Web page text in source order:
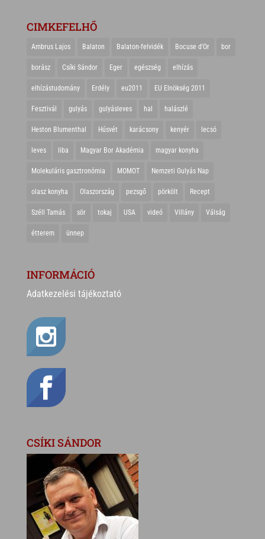
CIMKEFELHŐ
Ambrus Lajos Balaton Balaton-felvidék Bocuse d'Or bor
borász Csíki Sándor Eger egészség elhízás
elhízástudomány Erdély eu2011 EU Elnökség 2011
Fesztivál gulyás gulyásleves hal halászlé
Heston Blumenthal Húsvét karácsony kenyér lecsó
leves liba Magyar Bor Akadémia magyar konyha
Molekuláris gasztronómia MOMOT Nemzeti Gulyás Nap
olasz konyha Olaszország pezsgő pörkölt Recept
Széll Tamás sör tokaj USA videó Villány Válság
étterem ünnep
INFORMÁCIÓ
Adatkezelési tájékoztató
CSÍKI SÁNDOR